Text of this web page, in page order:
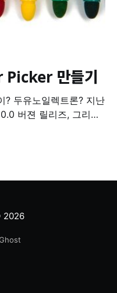
만들기
? 두유노일렉트론? 지난
버젼 릴리즈, 그리고
2026